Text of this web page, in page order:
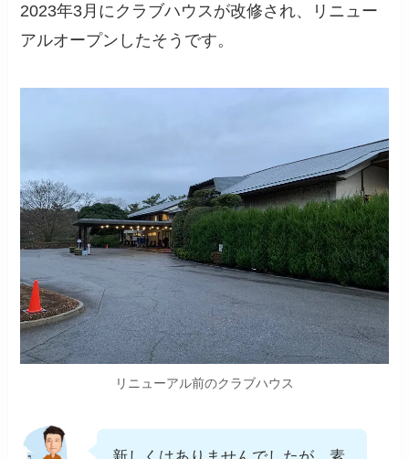
2023年3月にクラブハウスが改修され、リニュー
アルオープンしたそうです。
リニューアル前のクラブハウス